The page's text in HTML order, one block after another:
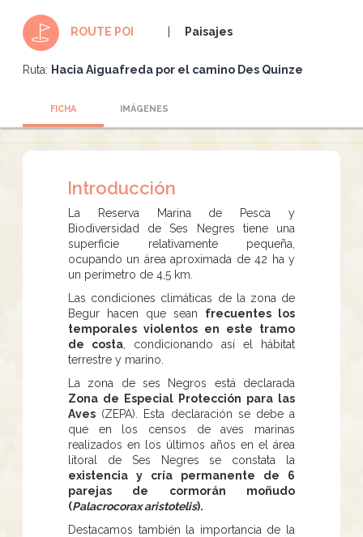
ROUTE POI Paisajes
Ruta: Hacia Aiguafreda por el camino Des Quinze
FICHA IMÁGENES
Introducción
La Reserva Marina de Pesca y
Biodiversidad de Ses Negres tiene una
superficie relativamente pequeña,
ocupando un área aproximada de 42 ha y
un perímetro de 4,5 km.
Las condiciones climáticas de la zona de
Begur hacen que sean frecuentes los
temporales violentos en este tramo
de costa , condicionando así el hábitat
terrestre y marino.
La zona de ses Negros está declarada
Zona de Especial Protección para las
Aves (ZEPA). Esta declaración se debe a
que en los censos de aves marinas
realizados en los últimos años en el área
litoral de Ses Negres se constata la
existencia y cría permanente de 6
parejas de cormorán moñudo
(Palacrocorax aristotelis).
Destacamos también la importancia de la